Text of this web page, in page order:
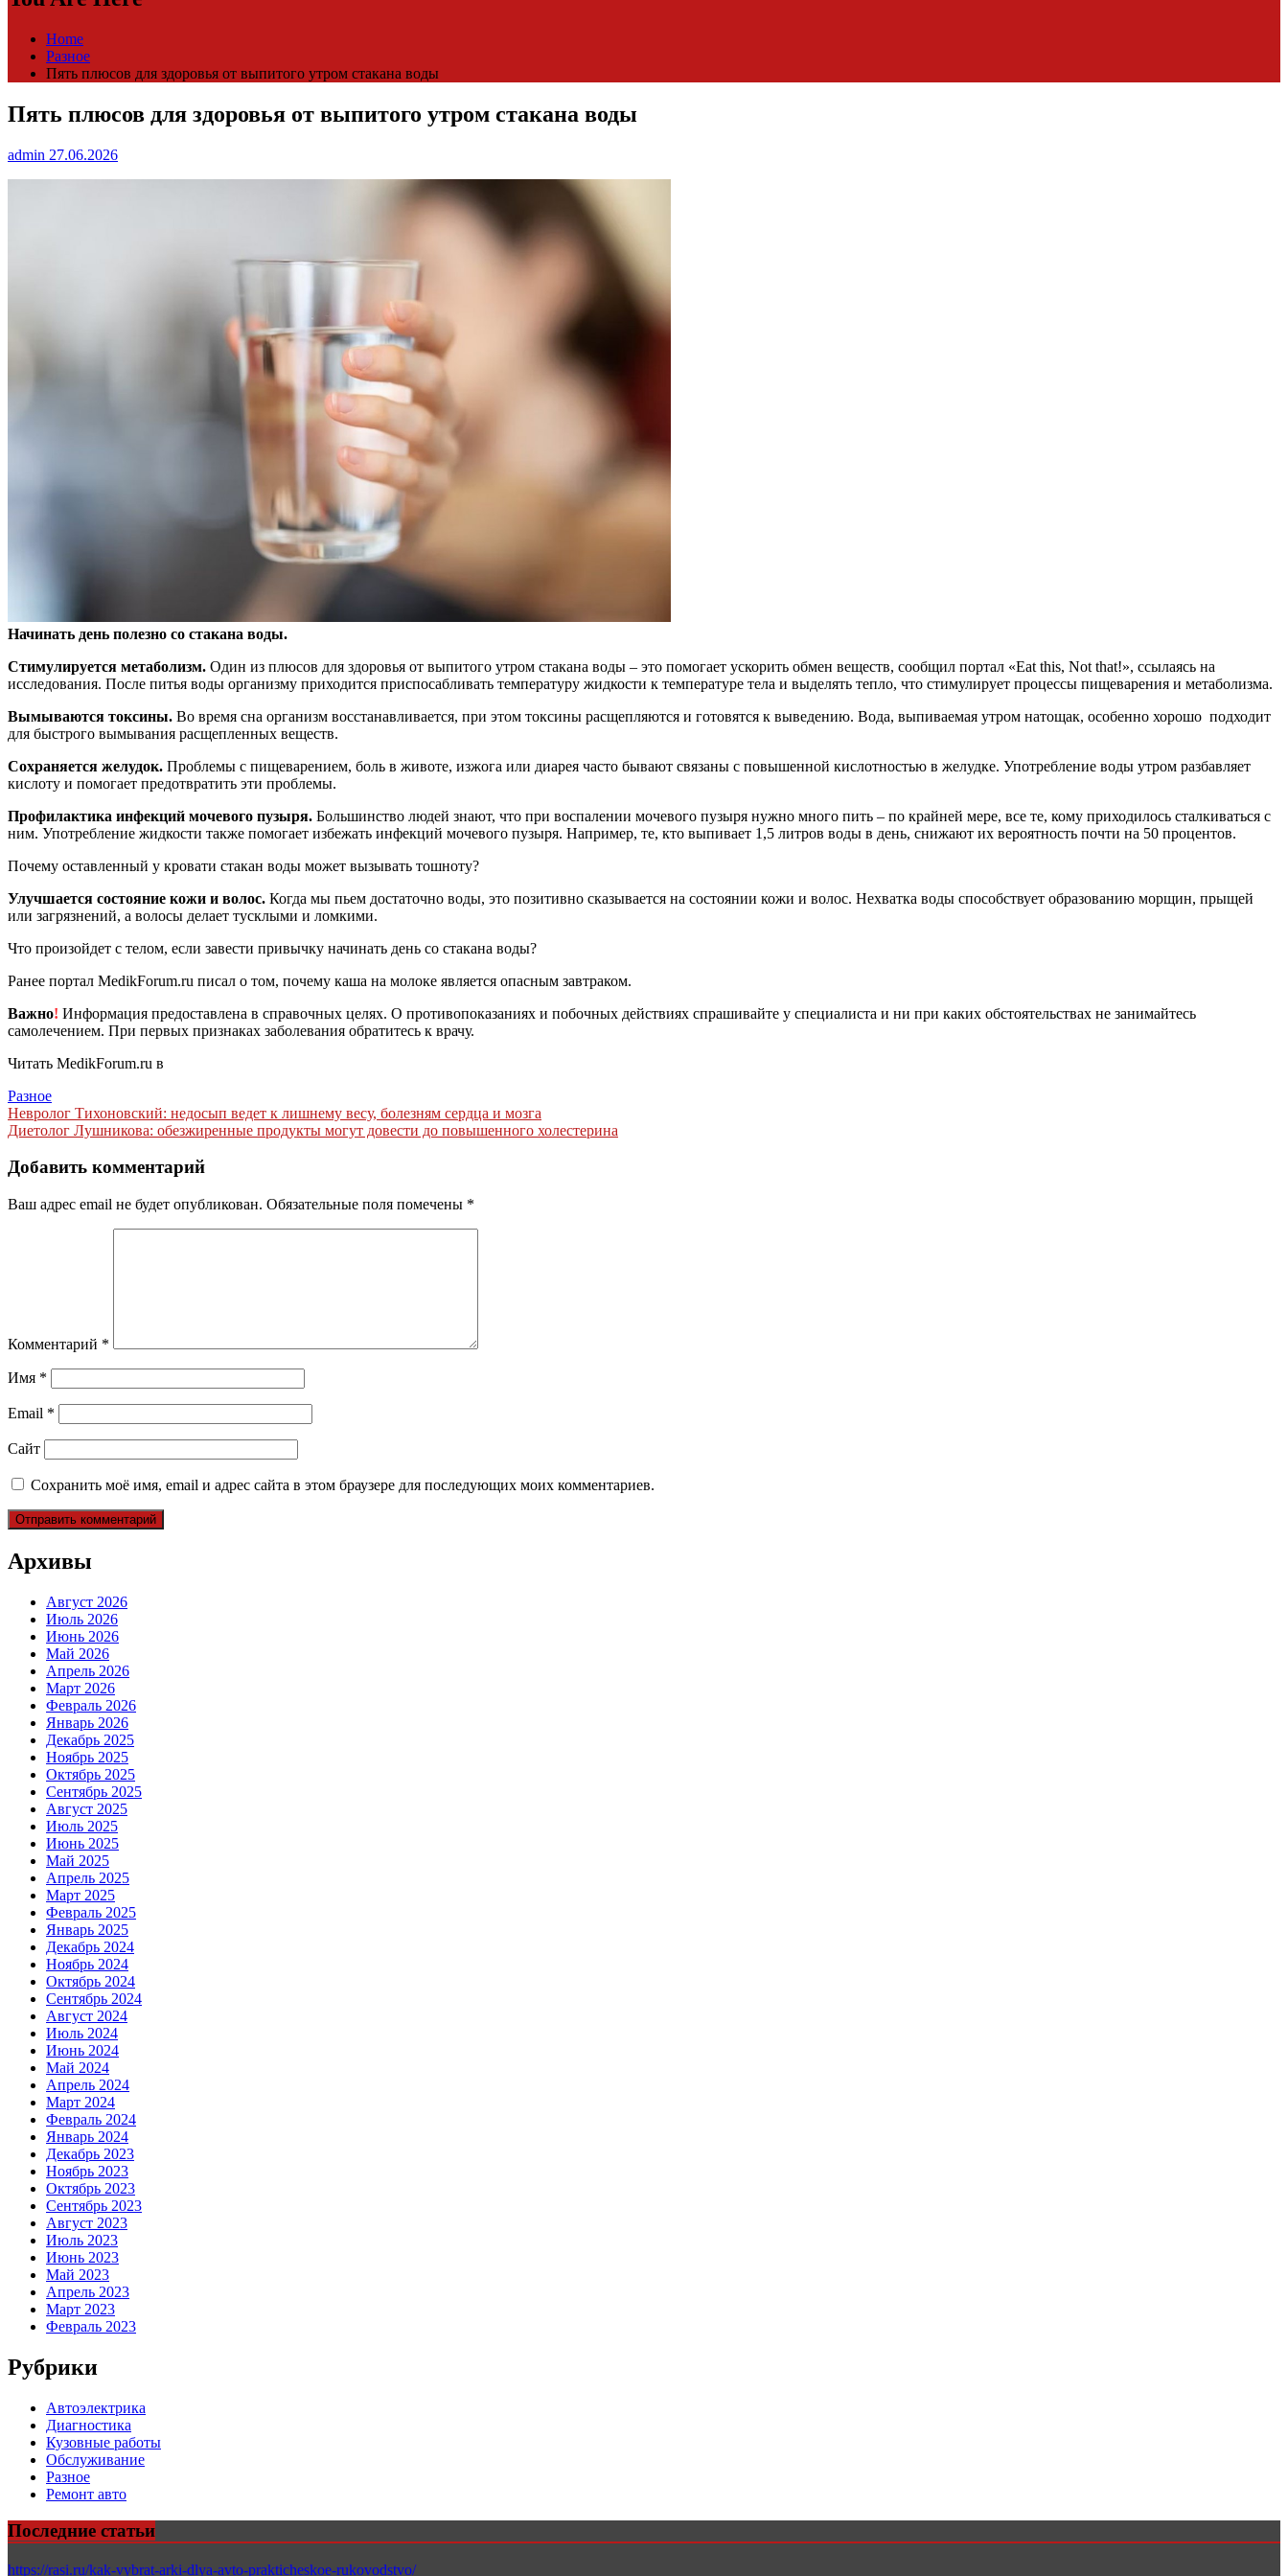
Home
Разное
Пять плюсов для здоровья от выпитого утром стакана воды
Пять плюсов для здоровья от выпитого утром стакана воды
admin 27.06.2026
Начинать день полезно со стакана воды.
Стимулируется метаболизм. Один из плюсов для здоровья от выпитого утром стакана воды – это помогает ускорить обмен веществ, сообщил портал «Eat this, Not that!», ссылаясь на
исследования. После питья воды организму приходится приспосабливать температуру жидкости к температуре тела и выделять тепло, что стимулирует процессы пищеварения и метаболизма.
Вымываются токсины. Во время сна организм восстанавливается, при этом токсины расщепляются и готовятся к выведению. Вода, выпиваемая утром натощак, особенно хорошо подходит
для быстрого вымывания расщепленных веществ.
Сохраняется желудок. Проблемы с пищеварением, боль в животе, изжога или диарея часто бывают связаны с повышенной кислотностью в желудке. Употребление воды утром разбавляет
кислоту и помогает предотвратить эти проблемы.
Профилактика инфекций мочевого пузыря. Большинство людей знают, что при воспалении мочевого пузыря нужно много пить – по крайней мере, все те, кому приходилось сталкиваться с
ним. Употребление жидкости также помогает избежать инфекций мочевого пузыря. Например, те, кто выпивает 1,5 литров воды в день, снижают их вероятность почти на 50 процентов.
Почему оставленный у кровати стакан воды может вызывать тошноту?
Улучшается состояние кожи и волос. Когда мы пьем достаточно воды, это позитивно сказывается на состоянии кожи и волос. Нехватка воды способствует образованию морщин, прыщей
или загрязнений, а волосы делает тусклыми и ломкими.
Что произойдет с телом, если завести привычку начинать день со стакана воды?
Ранее портал MedikForum.ru писал о том, почему каша на молоке является опасным завтраком.
Важно! Информация предоставлена в справочных целях. О противопоказаниях и побочных действиях спрашивайте у специалиста и ни при каких обстоятельствах не занимайтесь
самолечением. При первых признаках заболевания обратитесь к врачу.
Читать MedikForum.ru в
Разное
Навигация
по
записям
Невролог Тихоновский: недосып ведет к лишнему весу, болезням сердца и мозга
Диетолог Лушникова: обезжиренные продукты могут довести до повышенного холестерина
Добавить комментарий
Ваш адрес email не будет опубликован. Обязательные поля помечены *
Комментарий *
Имя *
Email *
Сайт
Сохранить моё имя, email и адрес сайта в этом браузере для последующих моих комментариев.
Архивы
Август 2026
Июль 2026
Июнь 2026
Май 2026
Апрель 2026
Март 2026
Февраль 2026
Январь 2026
Декабрь 2025
Ноябрь 2025
Октябрь 2025
Сентябрь 2025
Август 2025
Июль 2025
Июнь 2025
Май 2025
Апрель 2025
Март 2025
Февраль 2025
Январь 2025
Декабрь 2024
Ноябрь 2024
Октябрь 2024
Сентябрь 2024
Август 2024
Июль 2024
Июнь 2024
Май 2024
Апрель 2024
Март 2024
Февраль 2024
Январь 2024
Декабрь 2023
Ноябрь 2023
Октябрь 2023
Сентябрь 2023
Август 2023
Июль 2023
Июнь 2023
Май 2023
Апрель 2023
Март 2023
Февраль 2023
Рубрики
Автоэлектрика
Диагностика
Кузовные работы
Обслуживание
Разное
Ремонт авто
Последние статьи
https://rasi.ru/kak-vybrat-arki-dlya-avto-prakticheskoe-rukovodstvo/